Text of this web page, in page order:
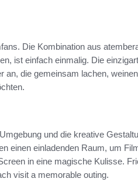
Die Kombination aus
ist einfach einmalig. Die
an, die gemeinsam lachen,
und die kreative
einen einladenden Raum, um
in eine magische Kulisse.
visit a memorable outing.